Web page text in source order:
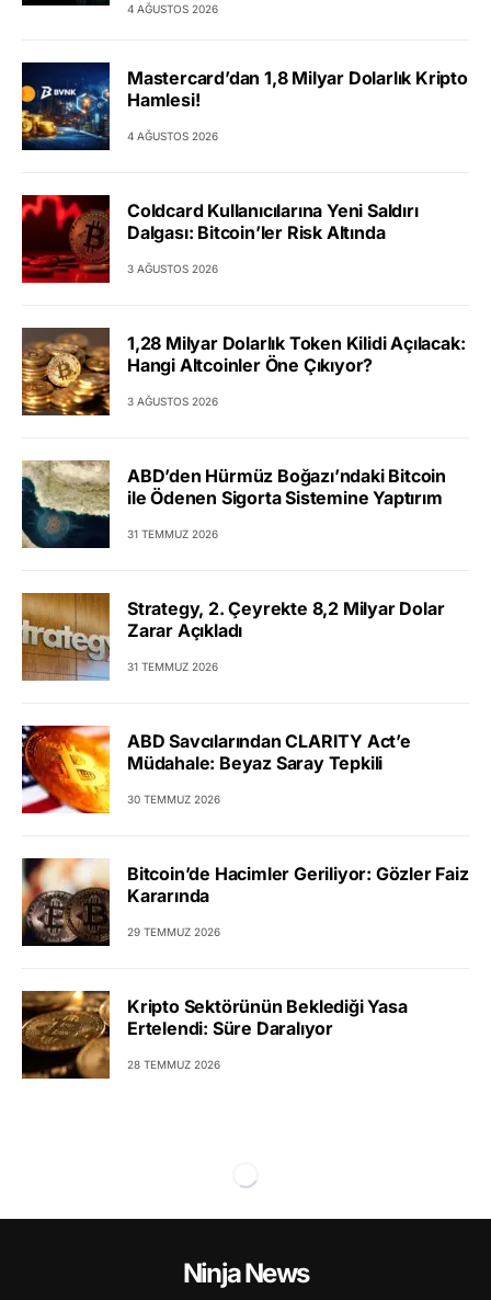
4 AĞUSTOS 2026
Mastercard’dan 1,8 Milyar Dolarlık Kripto
Hamlesi!
4 AĞUSTOS 2026
Coldcard Kullanıcılarına Yeni Saldırı
Dalgası: Bitcoin’ler Risk Altında
3 AĞUSTOS 2026
1,28 Milyar Dolarlık Token Kilidi Açılacak:
Hangi Altcoinler Öne Çıkıyor?
3 AĞUSTOS 2026
ABD’den Hürmüz Boğazı’ndaki Bitcoin
ile Ödenen Sigorta Sistemine Yaptırım
31 TEMMUZ 2026
Strategy, 2. Çeyrekte 8,2 Milyar Dolar
Zarar Açıkladı
31 TEMMUZ 2026
ABD Savcılarından CLARITY Act’e
Müdahale: Beyaz Saray Tepkili
30 TEMMUZ 2026
Bitcoin’de Hacimler Geriliyor: Gözler Faiz
Kararında
29 TEMMUZ 2026
Kripto Sektörünün Beklediği Yasa
Ertelendi: Süre Daralıyor
28 TEMMUZ 2026
Ninja News